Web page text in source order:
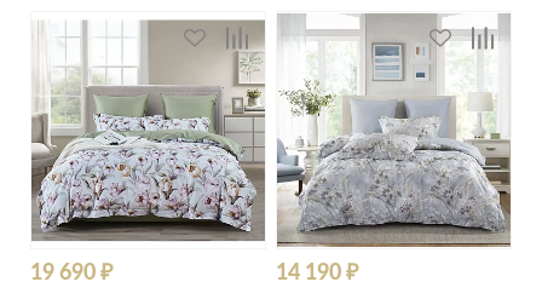
19 690 ₽ 14 190 ₽